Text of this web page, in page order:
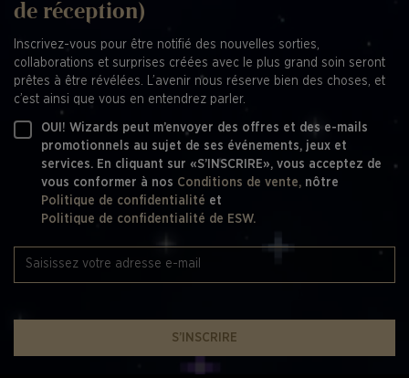
de réception)
Inscrivez-vous pour être notifié des nouvelles sorties,
collaborations et surprises créées avec le plus grand soin seront
prêtes à être révélées. L’avenir nous réserve bien des choses, et
c’est ainsi que vous en entendrez parler.
OUI! Wizards peut m’envoyer des offres et des e-mails
promotionnels au sujet de ses événements, jeux et
services. En cliquant sur «S’INSCRIRE», vous acceptez de
vous conformer à nos Conditions de vente, nôtre
Politique de confidentialité et
Politique de confidentialité de ESW.
S’INSCRIRE